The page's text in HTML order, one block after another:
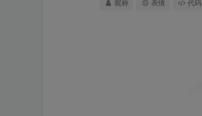
昵称 表情 代码